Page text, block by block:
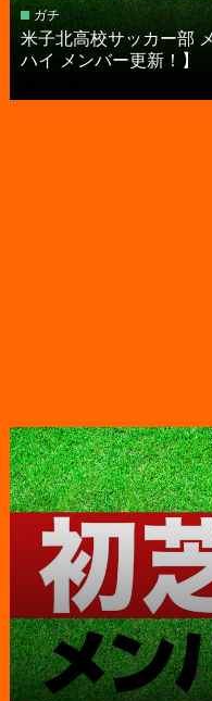
ガチ
米子北高校サッカー部
ハイ メンバー更新！】